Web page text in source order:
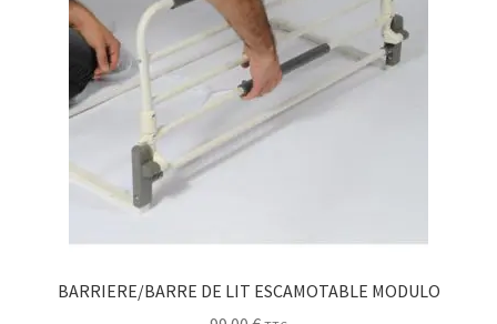
0.00 €
BARRIERE/BARRE DE LIT ESCAMOTABLE MODULO